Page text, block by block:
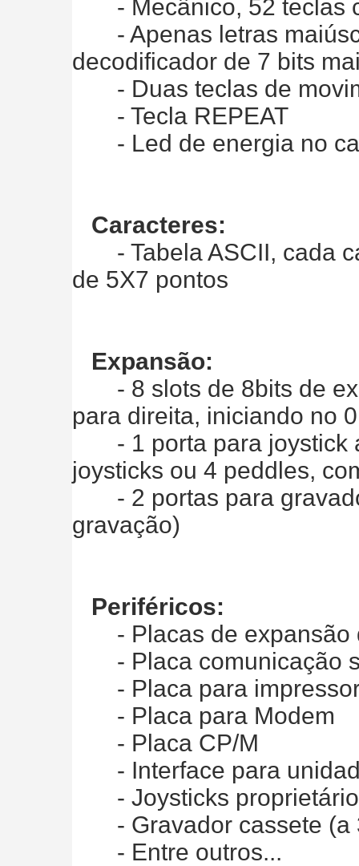
- Mecânico, 52 teclas
- Apenas letras
decodificador de 7 bits
- Duas teclas de
- Tecla REPEAT
- Led de energia no
Caracteres:
- Tabela ASCII, cada
de 5X7 pontos
Expansão:
- 8 slots de 8bits de
para direita, iniciando no
- 1 porta para joystick
joysticks ou 4 peddles,
- 2 portas para
gravação)
Periféricos:
- Placas de expansão
- Placa comunicação
- Placa para
- Placa para Modem
- Placa CP/M
- Interface para
- Joysticks proprietário
- Gravador cassete (a
- Entre outros...